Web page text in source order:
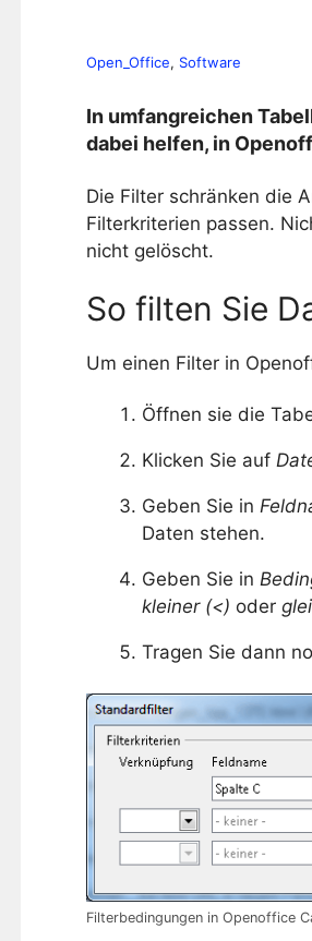
Open_Office, Software
In umfangreichen
dabei helfen, in
Die Filter schränken die
Filterkriterien passen.
nicht gelöscht.
So filten Sie
Um einen Filter in
Öffnen sie die
Klicken Sie auf
Geben Sie in
Daten stehen.
Geben Sie in
kleiner (<) oder
Tragen Sie dann
Filterbedingungen in Openoffice